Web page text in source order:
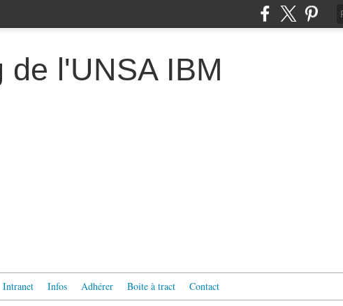
de l'UNSA IBM
Intranet Infos Adhérer Boite à tract Contact